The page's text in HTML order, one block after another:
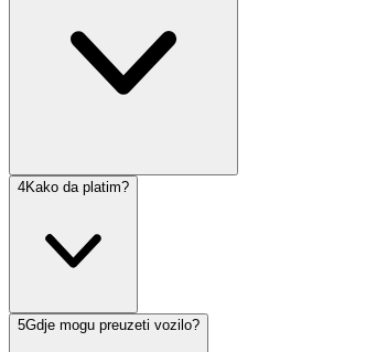
4Kako da platim?
5Gdje mogu preuzeti vozilo?